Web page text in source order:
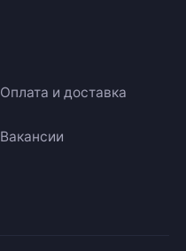
Оплата и доставка
Вакансии